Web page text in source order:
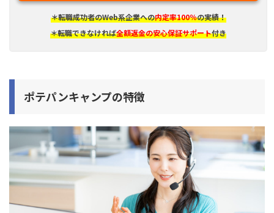
＊転職成功者のWeb系企業への内定率100％の実績！
＊転職できなければ全額返金の安心保証サポート付き
ポテパンキャンプの特徴